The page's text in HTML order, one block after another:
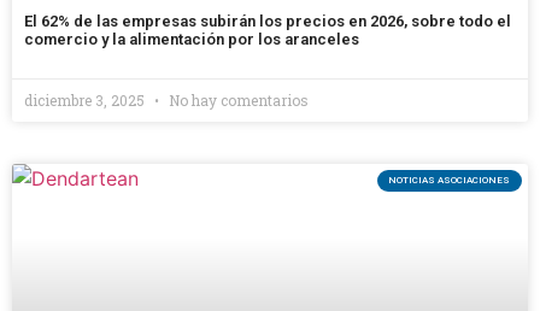
El 62% de las empresas subirán los precios en 2026, sobre todo el
comercio y la alimentación por los aranceles
diciembre 3, 2025 No hay comentarios
NOTICIAS ASOCIACIONES